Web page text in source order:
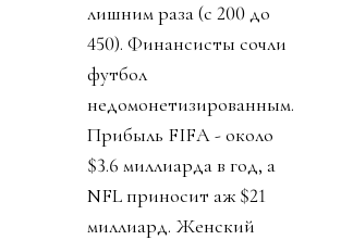
лишним раза (с 200 до
450). Финансисты сочли
футбол
недомонетизированным.
Прибыль FIFA - около
$3.6 миллиарда в год, а
NFL приносит аж $21
миллиард. Женский